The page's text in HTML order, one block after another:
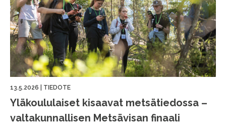
13.5.2026 TIEDOTE
Yläkoululaiset kisaavat metsätiedossa –
valtakunnallisen Metsävisan finaali